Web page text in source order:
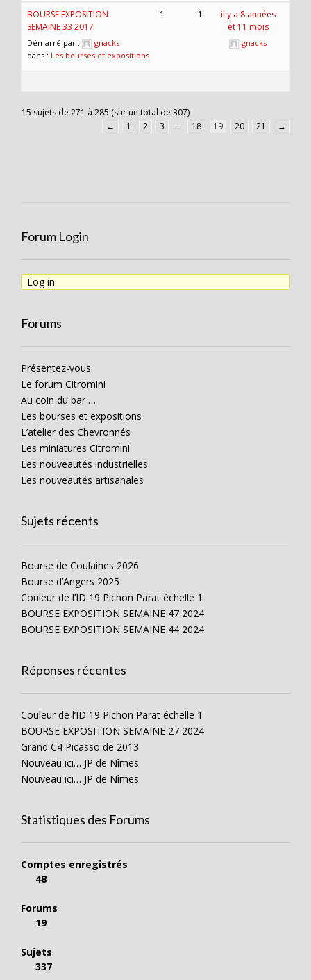
BOURSE EXPOSITION
SEMAINE 33 2017
Démarré par :
gnacks
dans : Les bourses et expositions
1 1
il y a 8 années
et 11 mois
gnacks
15 sujets de 271 à 285 (sur un total de 307)
←
1 2 3 … 18 19 20 21 →
Forum Login
Log in
Forums
Présentez-vous
Le forum Citromini
Au coin du bar …
Les bourses et expositions
L’atelier des Chevronnés
Les miniatures Citromini
Les nouveautés industrielles
Les nouveautés artisanales
Sujets récents
Bourse de Coulaines 2026
Bourse d’Angers 2025
Couleur de l’ID 19 Pichon Parat échelle 1
BOURSE EXPOSITION SEMAINE 47 2024
BOURSE EXPOSITION SEMAINE 44 2024
Réponses récentes
Couleur de l’ID 19 Pichon Parat échelle 1
BOURSE EXPOSITION SEMAINE 27 2024
Grand C4 Picasso de 2013
Nouveau ici… JP de Nîmes
Nouveau ici… JP de Nîmes
Statistiques des Forums
Comptes enregistrés
48
Forums
19
Sujets
337